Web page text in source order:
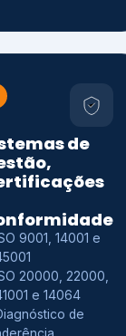
de
9001, 14001 e
20000, 22000,
e 14064
de